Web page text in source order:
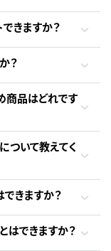
きますか？
？
商品はどれです
ついて教えてく
きますか？
はできますか？